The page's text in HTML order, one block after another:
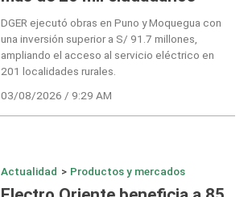
DGER ejecutó obras en Puno y Moquegua con
una inversión superior a S/ 91.7 millones,
ampliando el acceso al servicio eléctrico en
201 localidades rurales.
03/08/2026 / 9:29 AM
Actualidad > Productos y mercados